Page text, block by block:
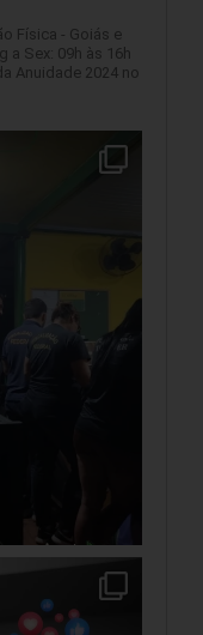
Física - Goiás e
a Sex: 09h às 16h
Anuidade 2024 no